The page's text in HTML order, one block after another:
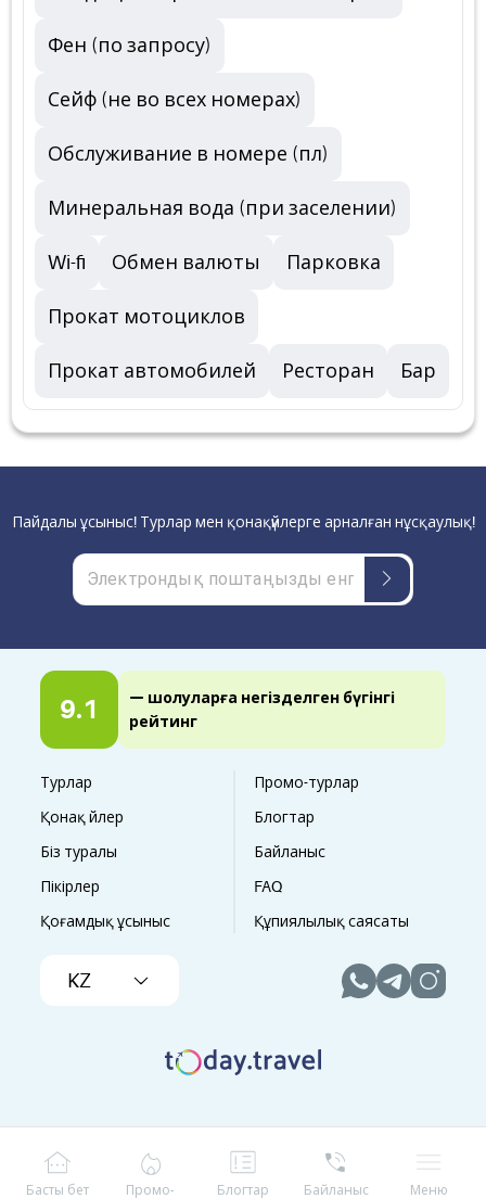
Фен (по запросу)
Сейф (не во всех номерах)
Обслуживание в номере (пл)
Минеральная вода (при заселении)
Wi-fi Обмен валюты Парковка
Прокат мотоциклов
Прокат автомобилей Ресторан Бар
9.1
— шолуларға негізделген бүгінгі
рейтинг
Турлар
Промо-турлар
Қонақ үйлер
Блогтар
Біз туралы
Байланыс
Пікірлер
FAQ
Қоғамдық ұсыныс
Құпиялылық саясаты
KZ
Пайдалы ұсыныс! Турлар мен қонақүйлерге арналған нұсқаулық!
Басты бет Промо- Блогтар Байланыс Меню